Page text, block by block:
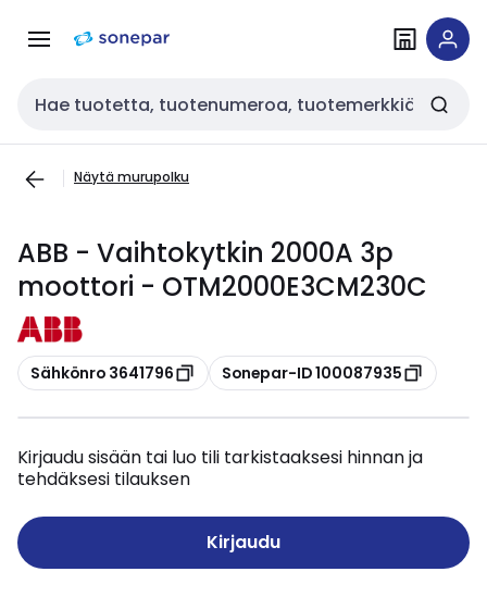
navigointiinsisältöön
Haku
Näytä murupolku
ABB - Vaihtokytkin 2000A 3p
moottori - OTM2000E3CM230C
Kopioi
Sähkönro 3641796 Kopioi
Sonepar-ID 100087935
Kirjaudu sisään tai luo tili tarkistaaksesi hinnan ja
tehdäksesi tilauksen
Kirjaudu